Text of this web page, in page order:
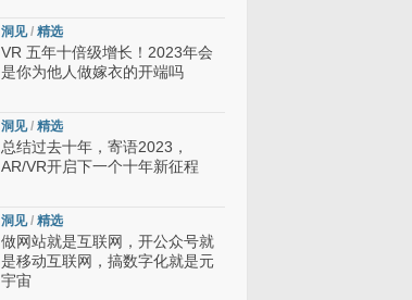
洞见/ 精选
VR 五年十倍级增长！2023年会
是你为他人做嫁衣的开端吗
洞见/ 精选
总结过去十年，寄语2023，
AR/VR开启下一个十年新征程
洞见/ 精选
做网站就是互联网，开公众号就
是移动互联网，搞数字化就是元
宇宙